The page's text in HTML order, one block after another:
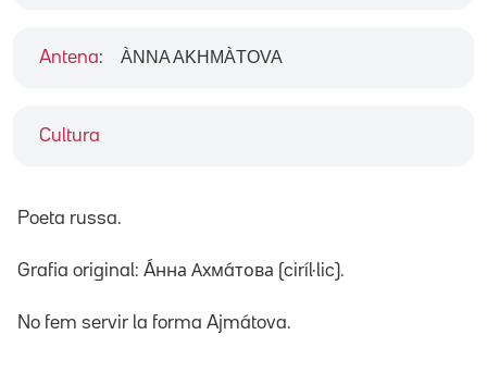
Cultura
Antena: ÀNNA AKHMÀTOVA
Poeta russa.
Grafia original: Áнна Ахмáтова (ciríl·lic).
No fem servir la forma Ajmátova.